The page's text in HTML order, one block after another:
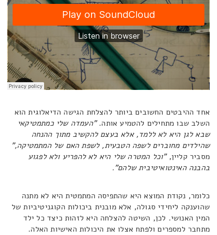
אחד ההיבטים החשובים ביותר להצלחת הגישה הדיאלוגית הוא
השלב שבו מתחילים להטמיע אותה."העמדה שלי כמתמטיקאי
שבא לגן היא לא ללמד, אלא בעצם להקשיב מתוך ההנחה
שהילדים מחוברים לשפה הטבעית, לשפת האם של המתמטיקה,"
מסביר קליין,"וכל המטרה שלי היא לא להפריע ולא לפגוע
בהבנה האינטואיטיבית שלהם".
כלומר, נקודת המוצא היא שהתפיסה המתמטית היא לא מתנה
שהוענקה ליחידי סגולה, אלא מובנית ביכולות הקוגניטיביות של
המין האנושי. לכן, השיטה להצלחה היא לזהות כיצד כל ילד
מתחבר למספרים ולפתח אצלו את היכולות האישיות האלה.